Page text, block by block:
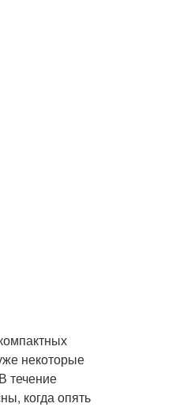
некоторые
течение
когда опять